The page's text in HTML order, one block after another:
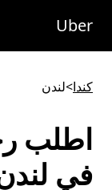
للوصول
المحتوى
Uber
كندا>لندن
اطلب
في